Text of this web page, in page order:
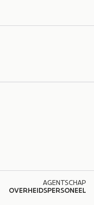
AGENTSCHAP
OVERHEIDSPERSONEEL